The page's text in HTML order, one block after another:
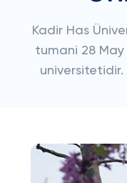
Kadir Has
tumani 28 May
universitetidir.